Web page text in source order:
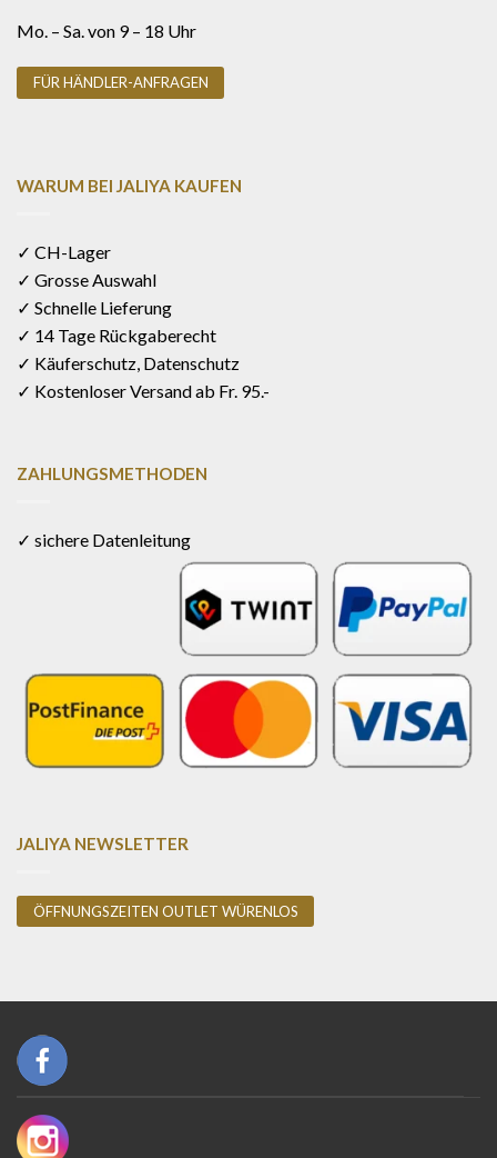
Mo. – Sa. von 9 – 18 Uhr
FÜR HÄNDLER-ANFRAGEN
WARUM BEI JALIYA KAUFEN
✓ CH-Lager
✓ Grosse Auswahl
✓ Schnelle Lieferung
✓ 14 Tage Rückgaberecht
✓ Käuferschutz, Datenschutz
✓ Kostenloser Versand ab Fr. 95.-
ZAHLUNGSMETHODEN
✓ sichere Datenleitung
JALIYA NEWSLETTER
ÖFFNUNGSZEITEN OUTLET WÜRENLOS